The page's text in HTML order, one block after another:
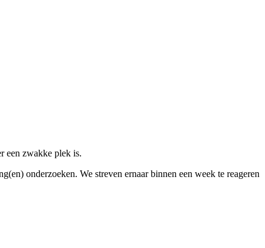
een zwakke plek is.
onderzoeken. We streven ernaar binnen een week te reageren